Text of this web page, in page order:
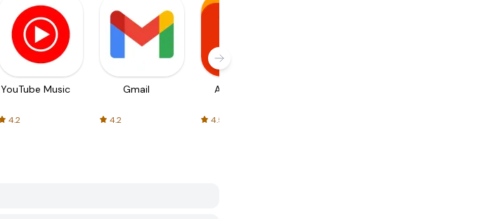
YouTube Music
4.2
Gmail
4.2
AliExpress
4.5